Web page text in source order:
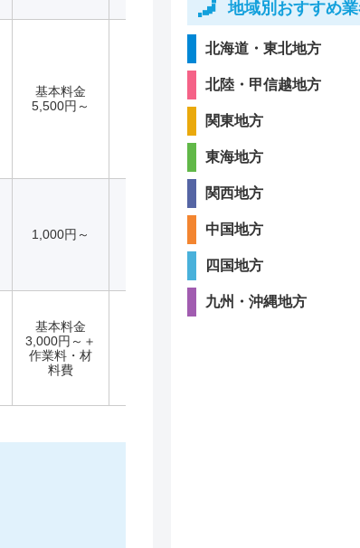
基本料金
5,500円～
3.5
（13件）
1,000円～
5
基本料金
3,000円～＋
作業料・材
料費
地域別おすすめ
北海道・東北地方
北陸・甲信越地方
関東地方
東海地方
関西地方
中国地方
四国地方
九州・沖縄地方